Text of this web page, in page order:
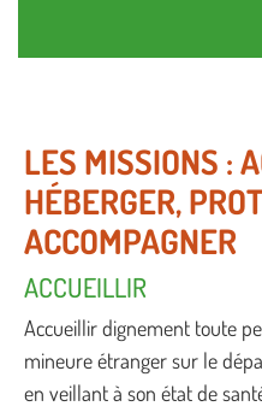
LES MISSIONS :
HÉBERGER,
ACCOMPAGNER
ACCUEILLIR
Accueillir dignement toute
mineure étranger sur le
en veillant à son état de